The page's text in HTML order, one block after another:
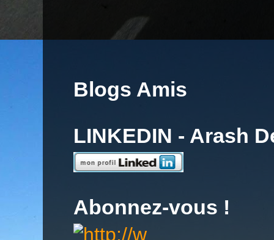
Blogs Amis
LINKEDIN - Arash
Abonnez-vous !